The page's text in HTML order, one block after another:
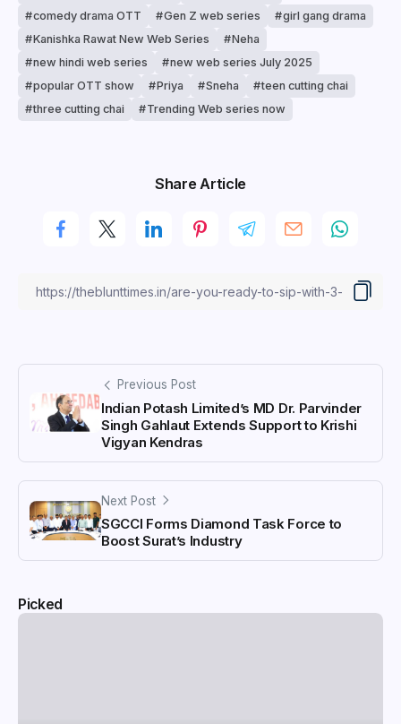
comedy drama OTT
Gen Z web series
girl gang drama
Kanishka Rawat New Web Series
Neha
new hindi web series
new web series July 2025
popular OTT show
Priya Sneha
teen cutting chai
three cutting chai
Trending Web series now
Share Article
Previous Post
Indian Potash Limited’s MD Dr. Parvinder
Singh Gahlaut Extends Support to Krishi
Vigyan Kendras
Next Post
SGCCI Forms Diamond Task Force to
Boost Surat’s Industry
Picked